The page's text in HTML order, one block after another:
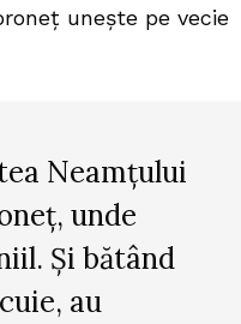
unește pe vecie
Neamțului
unde
Și bătând
au